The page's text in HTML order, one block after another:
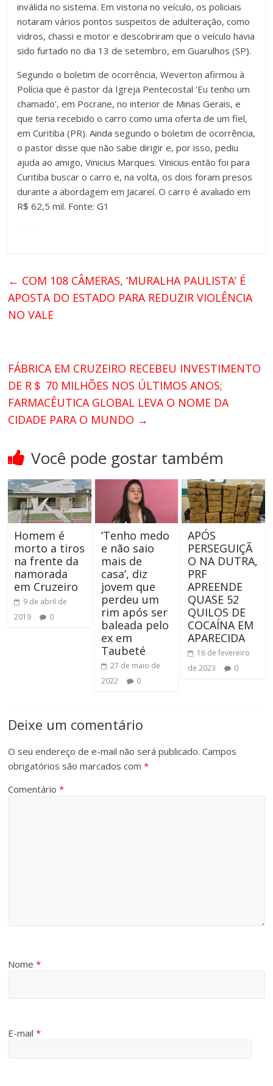
inválida no sistema. Em vistoria no veículo, os policiais
notaram vários pontos suspeitos de adulteração, como
vidros, chassi e motor e descobriram que o veículo havia
sido furtado no dia 13 de setembro, em Guarulhos (SP).
Segundo o boletim de ocorrência, Weverton afirmou à
Polícia que é pastor da Igreja Pentecostal ‘Eu tenho um
chamado’, em Pocrane, no interior de Minas Gerais, e
que teria recebido o carro como uma oferta de um fiel,
em Curitiba (PR). Ainda segundo o boletim de ocorrência,
o pastor disse que não sabe dirigir e, por isso, pediu
ajuda ao amigo, Vinicius Marques. Vinicius então foi para
Curitiba buscar o carro e, na volta, os dois foram presos
durante a abordagem em Jacareí. O carro é avaliado em
R$ 62,5 mil. Fonte: G1
← COM 108 CÂMERAS, ‘MURALHA PAULISTA’ É
APOSTA DO ESTADO PARA REDUZIR VIOLÊNCIA
NO VALE
FÁBRICA EM CRUZEIRO RECEBEU INVESTIMENTO
DE R＄ 70 MILHÕES NOS ÚLTIMOS ANOS;
FARMACÊUTICA GLOBAL LEVA O NOME DA
CIDADE PARA O MUNDO →
Você pode gostar também
Homem é
morto a tiros
na frente da
namorada
em Cruzeiro
9 de abril de
2019
0
‘Tenho medo
e não saio
mais de
casa’, diz
jovem que
perdeu um
rim após ser
baleada pelo
ex em
Taubeté
27 de maio de
2022
0
APÓS
PERSEGUIÇÃ
O NA DUTRA,
PRF
APREENDE
QUASE 52
QUILOS DE
COCAÍNA EM
APARECIDA
16 de fevereiro
de 2023
0
Deixe um comentário
O seu endereço de e-mail não será publicado. Campos
obrigatórios são marcados com*
Comentário*
Nome*
E-mail*